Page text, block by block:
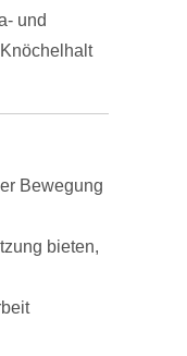
und
Bewegung
bieten,